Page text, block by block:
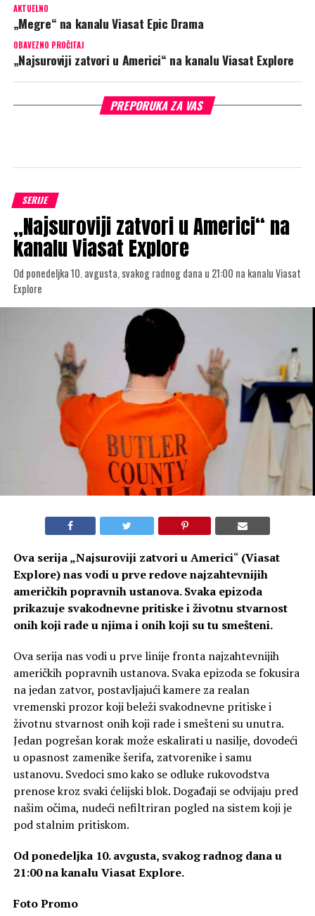
AKTUELNO
„Megre“ na kanalu Viasat Epic Drama
OBAVEZNO PROČITAJ
„Najsuroviji zatvori u Americi“ na kanalu Viasat Explore
PREPORUKA ZA VAS
SERIJE
„Najsuroviji zatvori u Americi“ na
kanalu Viasat Explore
Od ponedeljka 10. avgusta, svakog radnog dana u 21:00 na kanalu Viasat
Explore
Ova serija „Najsuroviji zatvori u Americi“ (Viasat
Explore) nas vodi u prve redove najzahtevnijih
američkih popravnih ustanova. Svaka epizoda
prikazuje svakodnevne pritiske i životnu stvarnost
onih koji rade u njima i onih koji su tu smešteni.
Ova serija nas vodi u prve linije fronta najzahtevnijih
američkih popravnih ustanova. Svaka epizoda se fokusira
na jedan zatvor, postavljajući kamere za realan
vremenski prozor koji beleži svakodnevne pritiske i
životnu stvarnost onih koji rade i smešteni su unutra.
Jedan pogrešan korak može eskalirati u nasilje, dovodeći
u opasnost zamenike šerifa, zatvorenike i samu
ustanovu. Svedoci smo kako se odluke rukovodstva
prenose kroz svaki ćelijski blok. Događaji se odvijaju pred
našim očima, nudeći nefiltriran pogled na sistem koji je
pod stalnim pritiskom.
Od ponedeljka 10. avgusta, svakog radnog dana u
21:00 na kanalu Viasat Explore.
Foto Promo